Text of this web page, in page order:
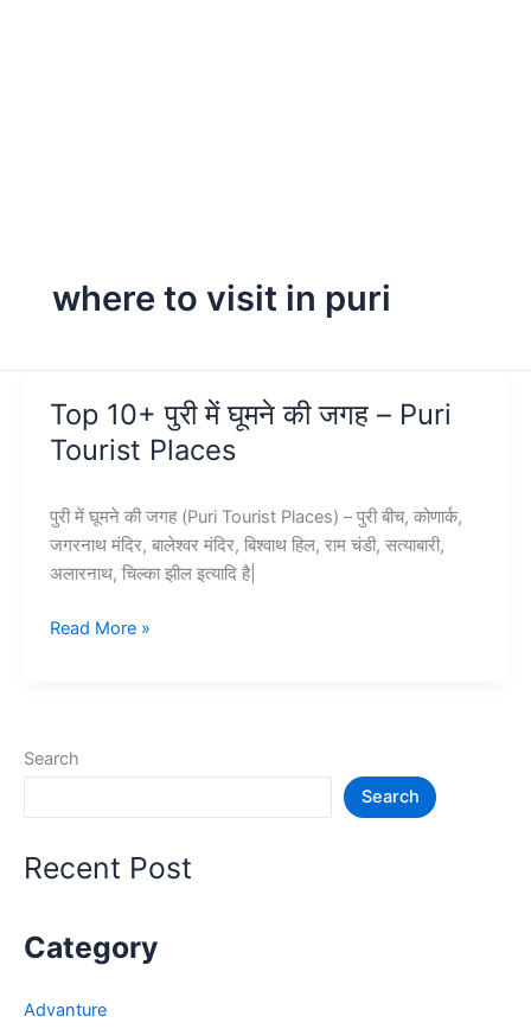
where to visit in puri
Top 10+ पुरी में घूमने की जगह – Puri
Tourist Places
पुरी में घूमने की जगह (Puri Tourist Places) – पुरी बीच, कोणार्क,
जगरनाथ मंदिर, बालेश्वर मंदिर, बिश्वाथ हिल, राम चंडी, सत्याबारी,
अलारनाथ, चिल्का झील इत्यादि है|
Top
की
Tourist
Read More »
Search
Search
Recent Post
Category
Advanture